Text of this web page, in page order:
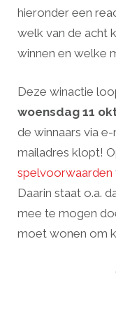
hieronder een
welk van de acht
winnen en welke
Deze winactie
woensdag 11
de winnaars via
mailadres klopt!
spelvoorwaarden
Daarin staat o.a.
mee te mogen
moet wonen om